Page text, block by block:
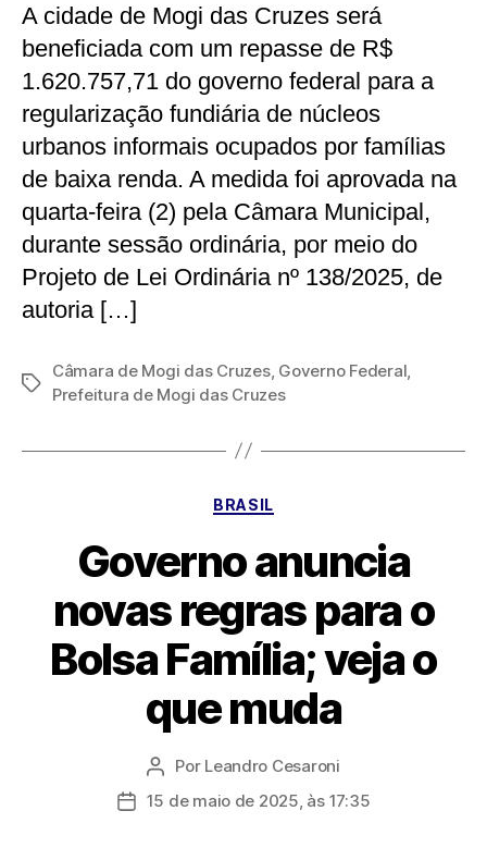
A cidade de Mogi das Cruzes será
beneficiada com um repasse de R$
1.620.757,71 do governo federal para a
regularização fundiária de núcleos
urbanos informais ocupados por famílias
de baixa renda. A medida foi aprovada na
quarta-feira (2) pela Câmara Municipal,
durante sessão ordinária, por meio do
Projeto de Lei Ordinária nº 138/2025, de
autoria […]
Tags
Câmara de Mogi das Cruzes, Governo Federal,
Prefeitura de Mogi das Cruzes
Categorias
BRASIL
Governo anuncia
novas regras para o
Bolsa Família; veja o
que muda
Autor
do
Por Leandro Cesaroni
Data15 de maio de 2025, às 17:35